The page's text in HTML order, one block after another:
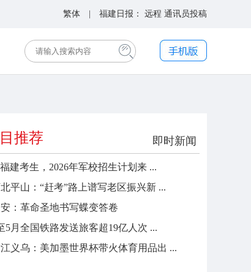
繁体 | 福建日报： 远程 通讯员投稿
即时新闻
推荐
建考生，2026年军校招生计划来 ...
平山：“赶考”路上谱写老区振兴新 ...
：革命圣地书写蝶变答卷
5月全国铁路发送旅客超19亿人次 ...
义乌：美加墨世界杯带火体育用品出 ...